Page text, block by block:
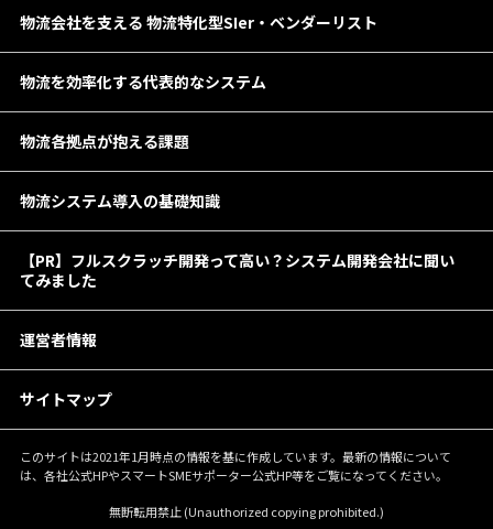
物流会社を支える 物流特化型SIer・ベンダーリスト
物流を効率化する代表的なシステム
物流各拠点が抱える課題
物流システム導入の基礎知識
【PR】フルスクラッチ開発って高い？システム開発会社に聞い
てみました
運営者情報
サイトマップ
このサイトは2021年1月時点の情報を基に作成しています。最新の情報について
は、各社公式HPやスマートSMEサポーター公式HP等をご覧になってください。
無断転用禁止 (Unauthorized copying prohibited.)